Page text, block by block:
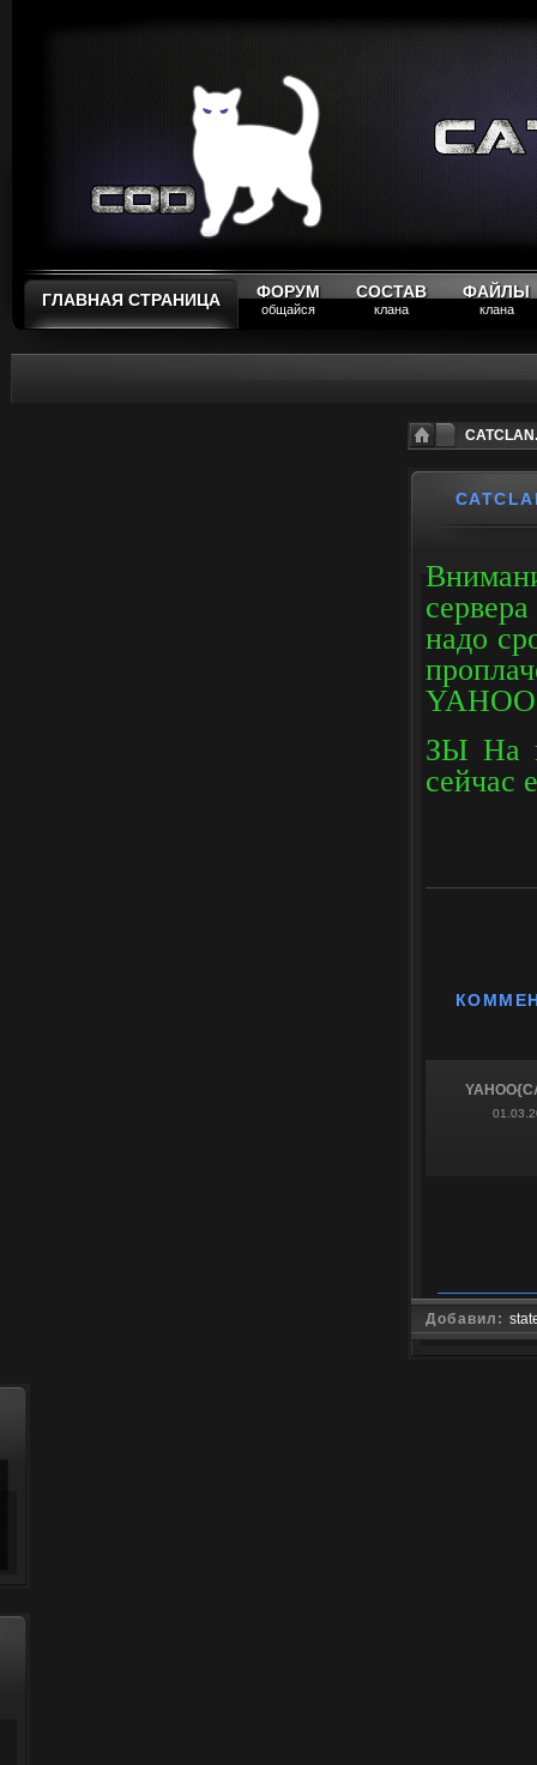
ГЛАВНАЯ СТРАНИЦА ФОРУМ
общайся
СОСТАВ
клана
ФАЙЛЫ
клана
надо
ЗЫ На
сейчас
Добавил: